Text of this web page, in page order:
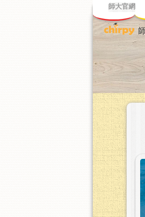
師大官網